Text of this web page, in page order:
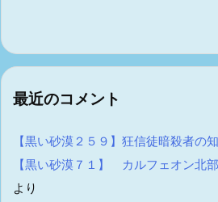
最近のコメント
【黒い砂漠２５９】狂信徒暗殺者の
【黒い砂漠７１】 カルフェオン北
より